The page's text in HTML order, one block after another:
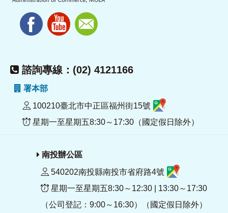
諮詢專線：(02) 4121166
署本部
100210臺北市中正區福州街15號
星期一至星期五8:30～17:30（國定假日除外）
南投辦公區
540202南投縣南投市省府路4號
星期一至星期五8:30～12:30 | 13:30～17:30
（公司登記：9:00～16:30）（國定假日除外）